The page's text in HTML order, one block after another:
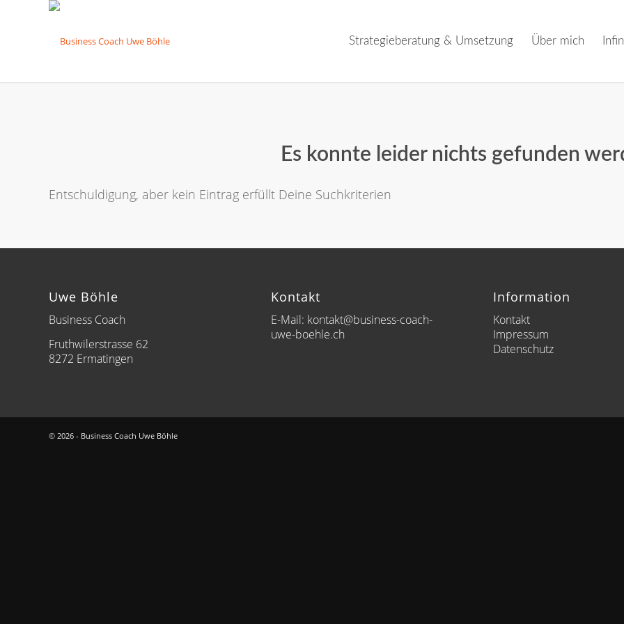
Strategieberatung & Umsetzung Über mich
Es konnte leider nichts gefunden
Entschuldigung, aber kein Eintrag erfüllt Deine Suchkriterien
Uwe Böhle
Business Coach
Fruthwilerstrasse 62
8272 Ermatingen
Kontakt
E-Mail: kontakt@business-coach-
uwe-boehle.ch
Information
Kontakt
Impressum
Datenschutz
© 2026 - Business Coach Uwe Böhle